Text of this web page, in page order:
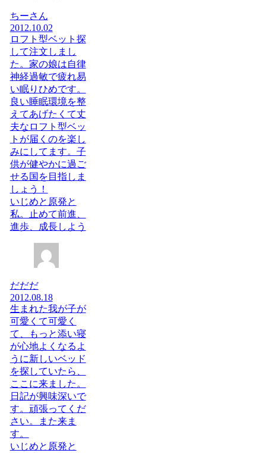
ちーさん
2012.10.02
ロフト型ベット探
して注文しまし
た。家の娘は自律
神経過敏で疲れ易
い眠りひめです。
良い睡眠環境を整
えてあげたくて丈
夫なロフト型ベッ
トが届くのを楽し
みにしてます。子
供が健やかに過ご
せる国を目指しま
しょう！
いじめと原発と
私。止めて前進、
進歩、成長しよう
だだだ
2012.08.18
生まれた我が子が
可愛くて可愛く
て、もっと添い寝
が心地よくなるよ
うに新しいベッド
を探していたら、
ここに来ました。
日記が興味深いで
す。頑張ってくだ
さい。また来ま
す。
いじめと原発と